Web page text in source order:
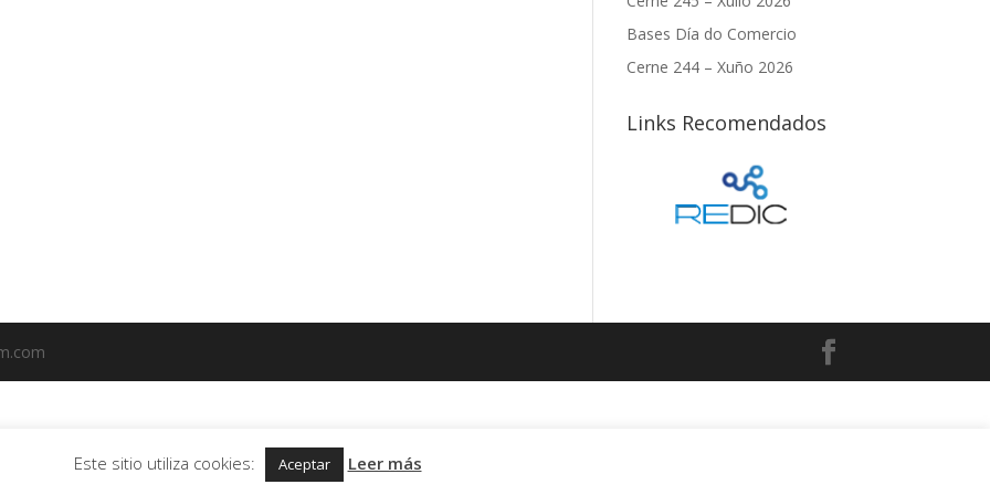
Bases Día do Comercio
Cerne 244 – Xuño 2026
Links Recomendados
Este sitio utiliza cookies: Aceptar Leer más